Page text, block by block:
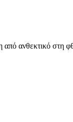
ανθεκτικό στη